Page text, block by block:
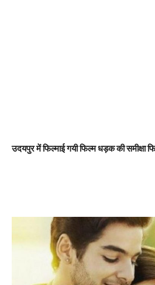
उदयपुर में फिल्माई गयी फिल्म धड़क की समीक्षा